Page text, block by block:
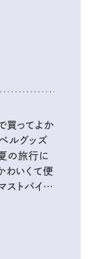
買ってよか
ベルグッズ
の旅行に
わいくて便
ストバイア